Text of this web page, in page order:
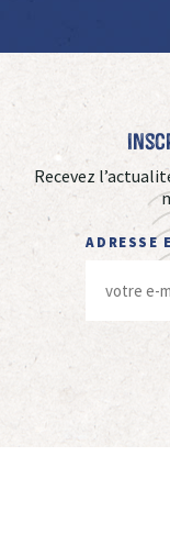
Recevez
ADRESSE